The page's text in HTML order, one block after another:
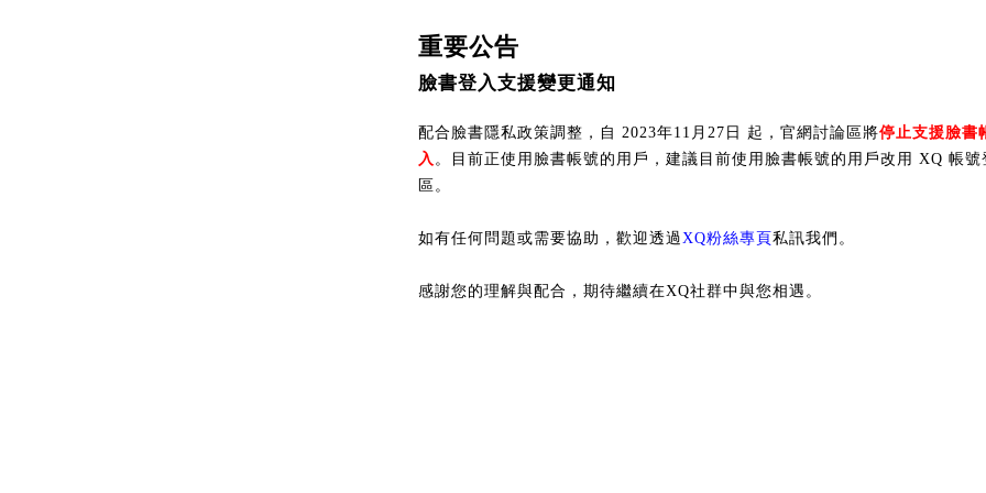
重要公告
臉書登入支援變更通知
配合臉書隱私政策調整，自 2023年11月27日 起，官網討論區將停止支援臉書
入 。目前正使用臉書帳號的用戶，建議目前使用臉書帳號的用戶改用 XQ 帳號
區。
如有任何問題或需要協助，歡迎透過XQ粉絲專頁 私訊我們。
感謝您的理解與配合，期待繼續在XQ社群中與您相遇。